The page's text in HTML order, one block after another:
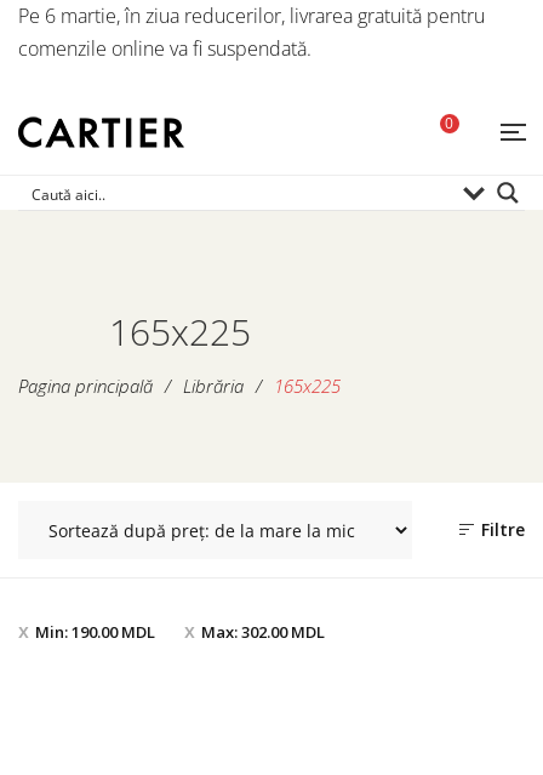
Pe 6 martie, în ziua reducerilor, livrarea gratuită pentru
comenzile online va fi suspendată.
0
165x225
Pagina principală / Librăria / 165x225
Filtre
Min:190.00MDL Max:302.00MDL